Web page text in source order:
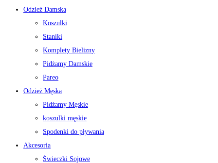
Odzież Damska
Koszulki
Staniki
Komplety Bielizny
Pidżamy Damskie
Pareo
Odzież Męska
Pidżamy Męskie
koszulki męskie
Spodenki do pływania
Akcesoria
Świeczki Sojowe